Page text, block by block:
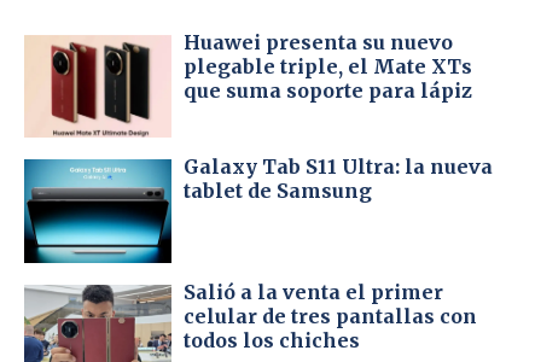
Huawei presenta su nuevo
plegable triple, el Mate XTs
que suma soporte para lápiz
Galaxy Tab S11 Ultra: la nueva
tablet de Samsung
Salió a la venta el primer
celular de tres pantallas con
todos los chiches